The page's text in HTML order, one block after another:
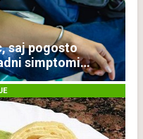
saj pogosto
simptomi